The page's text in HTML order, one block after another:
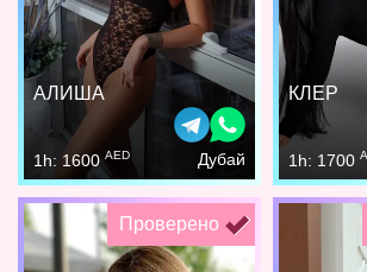
АЛИША
1h: 1600AED Дубай
КЛЕР
1h: 1700
Проверено